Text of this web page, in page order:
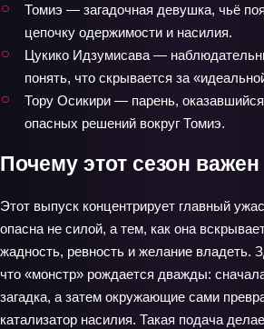
Томиэ — загадочная девушка, чьё
цепочку одержимости и насилия.
Цукико Идзумисава —
понять, что скрывается за
Тору Осикири — парень,
опасных решений вокруг Томиэ.
Почему этот сезон важен
Этот выпуск концентрирует главный
опасна не силой, а тем, как она
жадность, ревность и желание владеть.
что «монстр» рождается дважды:
загадка, а затем окружающие сами
катализатор насилия. Такая подача